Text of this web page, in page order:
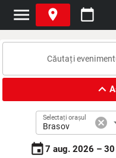
menu place calendar_today
expand_less
Selectați orașul
Brasov cancel
event7 aug. 2026 –